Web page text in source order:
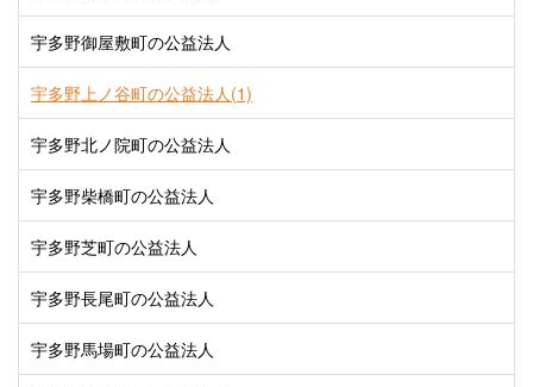
宇多野御屋敷町の公益法人
宇多野上ノ谷町の公益法人(1)
宇多野北ノ院町の公益法人
宇多野柴橋町の公益法人
宇多野芝町の公益法人
宇多野長尾町の公益法人
宇多野馬場町の公益法人